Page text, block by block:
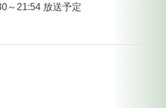
～21:54 放送予定